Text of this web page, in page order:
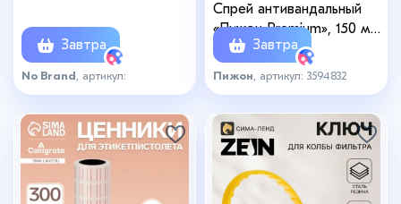
Завтра
No Brand , артикул:
отпуг_насекомых_мск
Спрей антивандальный
«Пижон Premium», 150 мл,
для кошек и собак
Завтра
Пижон , артикул: 3594832